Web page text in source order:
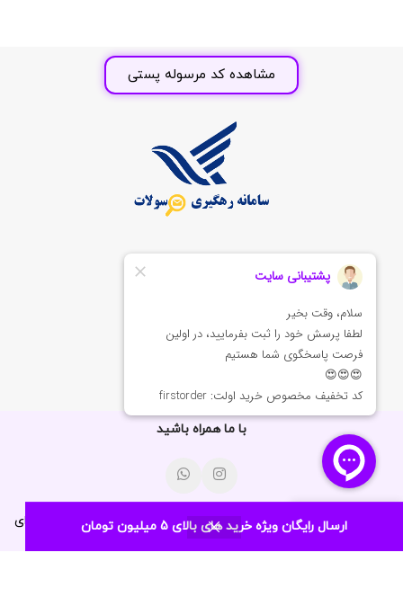
ارسال رایگان ویژه خرید های بالای 5 میلیون تومان
مشاهده کد مرسوله پستی
با ما همراه باشید
آدرس : شیراز – روبروی باغ دلگشا مجتمع دلگشا پلاک 70 – پارچه سرای
حسین
امتیاز منفیلترها خانه